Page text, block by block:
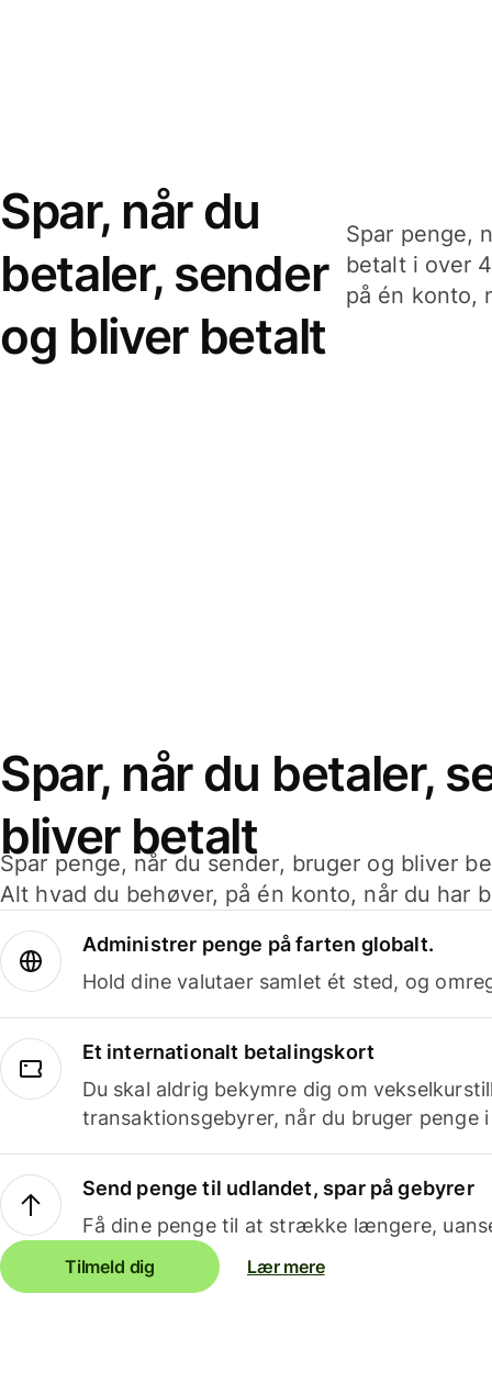
Spar, når du
betaler, sender
og bliver betalt
Spar penge,
betalt i over
på én konto,
Spar, når du betaler,
bliver betalt
Spar penge, når du sender, bruger og bliver
Alt hvad du behøver, på én konto, når du har
Administrer penge på farten globalt.
Hold dine valutaer samlet ét sted, og
Et internationalt betalingskort
Du skal aldrig bekymre dig om
transaktionsgebyrer, når du bruger penge
Send penge til udlandet, spar på gebyrer
Få dine penge til at strække længere,
Tilmeld dig Lær mere